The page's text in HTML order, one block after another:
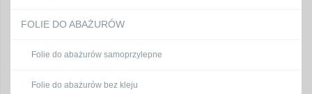
FOLIE DO ABAŻURÓW
Folie do abażurów samoprzylepne
Folie do abażurów bez kleju